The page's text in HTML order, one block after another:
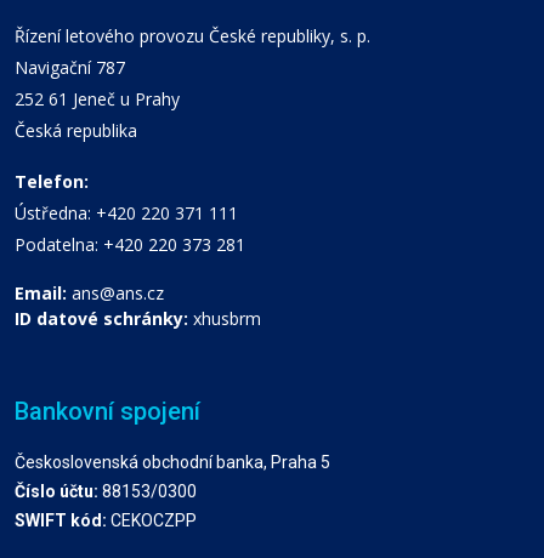
Řízení letového provozu České republiky, s. p.
Navigační 787
252 61 Jeneč u Prahy
Česká republika
Telefon:
Ústředna: +420 220 371 111
Podatelna: +420 220 373 281
Email: ans@ans.cz
ID datové schránky: xhusbrm
Bankovní spojení
Československá obchodní banka, Praha 5
Číslo účtu: 88153/0300
SWIFT kód: CEKOCZPP